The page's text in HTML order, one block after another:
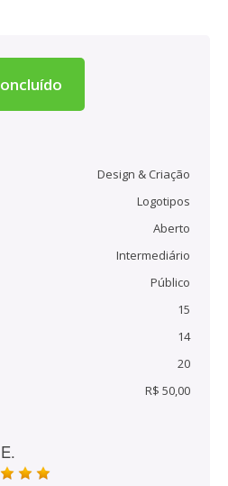
Design & Criação
Logotipos
Aberto
Intermediário
Público
15
14
20
R$ 50,00